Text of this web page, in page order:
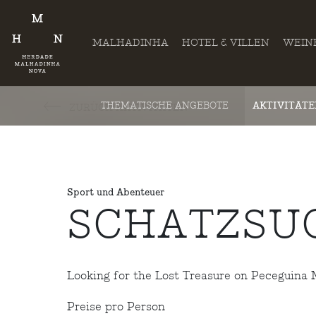
MALHADINHA HOTEL & VILLEN
THEMATISCHE ANGEBOTE
ZURÜCK AKTIVITÄTEN
Sport und Abenteuer
Looking for the Lost Treasure on
Preise pro Person